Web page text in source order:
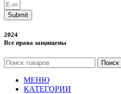
Submit
2024
Все права защищены
Поиск
МЕНЮ
КАТЕГОРИИ